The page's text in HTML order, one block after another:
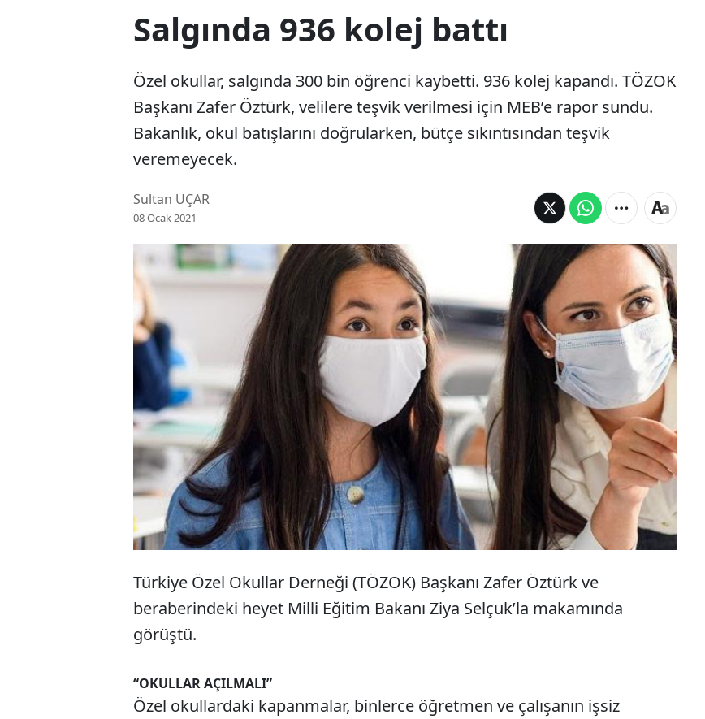
Salgında 936 kolej battı
Özel okullar, salgında 300 bin öğrenci kaybetti. 936 kolej kapandı. TÖZOK
Başkanı Zafer Öztürk, velilere teşvik verilmesi için MEB’e rapor sundu.
Bakanlık, okul batışlarını doğrularken, bütçe sıkıntısından teşvik
veremeyecek.
Sultan UÇAR
08 Ocak 2021
Özel okullar, salgında 300 bin öğrenci kaybetti. 936 kolej
kapandı. TÖZOK Başkanı Zafer Öztürk, velilere teşvik verilmesi
için MEB’e rapor sundu. Bakanlık, okul batışlarını doğrularken,
bütçe sıkıntısından teşvik veremeyecek.
Türkiye Özel Okullar Derneği (TÖZOK) Başkanı Zafer Öztürk ve
beraberindeki heyet Milli Eğitim Bakanı Ziya Selçuk’la makamında
görüştü.
“OKULLAR AÇILMALI”
Özel okullardaki kapanmalar, binlerce öğretmen ve çalışanın işsiz